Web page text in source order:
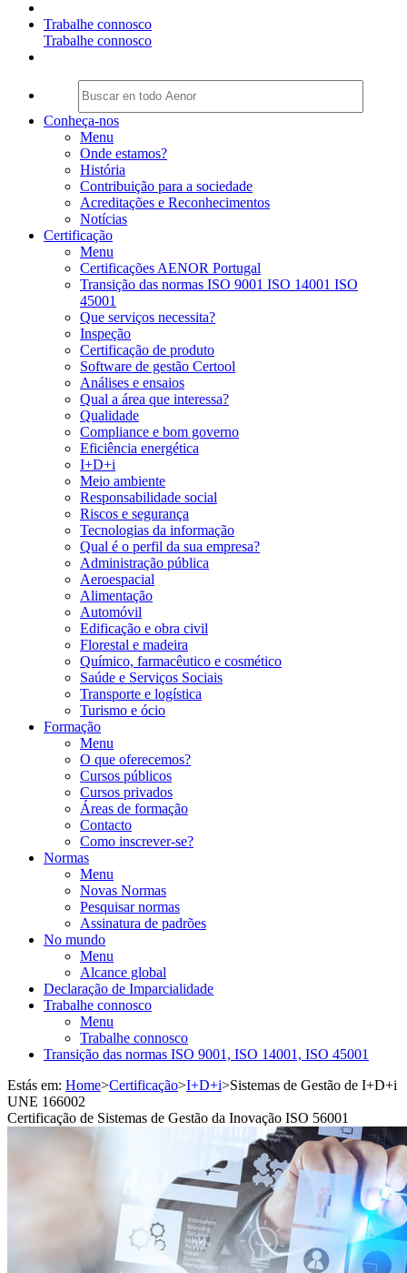
Trabalhe connosco
Trabalhe connosco
Conheça-nos
Menu
Onde estamos?
História
Contribuição para a sociedade
Acreditações e Reconhecimentos
Notícias
Certificação
Menu
Certificações AENOR Portugal
Transição das normas ISO 9001 ISO 14001 ISO
45001
Que serviços necessita?
Inspeção
Certificação de produto
Software de gestão Certool
Análises e ensaios
Qual a área que interessa?
Qualidade
Compliance e bom governo
Eficiência energética
I+D+i
Meio ambiente
Responsabilidade social
Riscos e segurança
Tecnologias da informação
Qual é o perfil da sua empresa?
Administração pública
Aeroespacial
Alimentação
Automóvil
Edificação e obra civil
Florestal e madeira
Químico, farmacêutico e cosmético
Saúde e Serviços Sociais
Transporte e logística
Turismo e ócio
Formação
Menu
O que oferecemos?
Cursos públicos
Cursos privados
Áreas de formação
Contacto
Como inscrever-se?
Normas
Menu
Novas Normas
Pesquisar normas
Assinatura de padrões
No mundo
Menu
Alcance global
Declaração de Imparcialidade
Trabalhe connosco
Menu
Trabalhe connosco
Transição das normas ISO 9001, ISO 14001, ISO 45001
Estás em: Home>Certificação>I+D+i>Sistemas de Gestão de I+D+i
UNE 166002
Certificação de Sistemas de Gestão da Inovação ISO 56001